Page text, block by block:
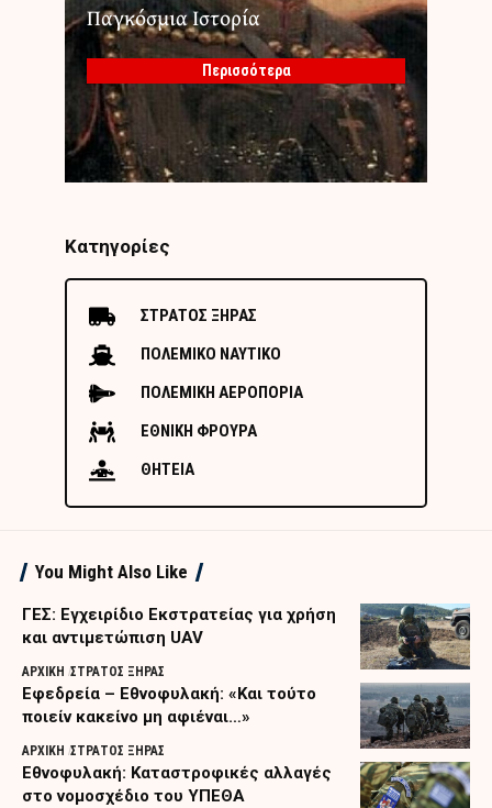
Παγκόσμια Ιστορία
Περισσότερα
Κατηγορίες
ΣΤΡΑΤΟΣ ΞΗΡΑΣ
ΠΟΛΕΜΙΚΟ ΝΑΥΤΙΚΟ
ΠΟΛΕΜΙΚΗ ΑΕΡΟΠΟΡΙΑ
ΕΘΝΙΚΗ ΦΡΟΥΡΑ
ΘΗΤΕΙΑ
You Might Also Like
ΓΕΣ: Εγχειρίδιο Εκστρατείας για χρήση
και αντιμετώπιση UAV
ΑΡΧΙΚΗ ΣΤΡΑΤΟΣ ΞΗΡΑΣ
Εφεδρεία – Εθνοφυλακή: «Και τούτο
ποιείν κακείνο μη αφιέναι…»
ΑΡΧΙΚΗ ΣΤΡΑΤΟΣ ΞΗΡΑΣ
Εθνοφυλακή: Καταστροφικές αλλαγές
στο νομοσχέδιο του ΥΠΕΘΑ